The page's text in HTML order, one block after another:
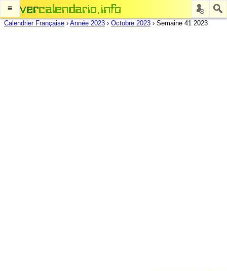
≡
Calendrier Française › Année 2023 › Octobre 2023 › Semaine 41 2023